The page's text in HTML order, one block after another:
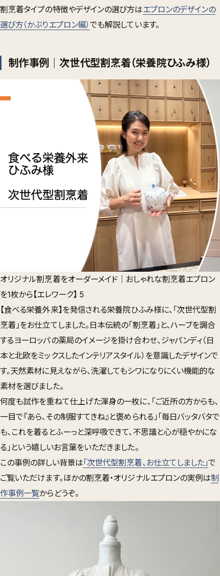
割烹着タイプの特徴やデザインの選び方はエプロンのデザインの
選び方（かぶりエプロン編）でも解説しています。
制作事例｜次世代型割烹着（栄養院ひふみ様）
オリジナル割烹着をオーダーメイド｜おしゃれな割烹着エプロン
を1枚から【エレワーク】 5
【食べる栄養外来】を発信される栄養院ひふみ様に、「次世代型割
烹着」をお仕立てしました。日本伝統の「割烹着」と、ハーブを調合
するヨーロッパの薬局のイメージを掛け合わせ、 ジャパンディ（日
本と北欧をミックスしたインテリアスタイル） を意識したデザインで
す。天然素材に見えながら、洗濯してもシワになりにくい機能的な
素材を選びました。
何度も試作を重ねて仕上げた渾身の一枚に、「ご近所の方からも、
一目で『あら、その制服すてきね』と褒められる」「毎日バッタバタで
も、これを着るとふーっと深呼吸できて、不思議と心が穏やかにな
る」という嬉しいお言葉をいただきました。
この事例の詳しい背景は「次世代型割烹着、お仕立てしました」で
ご覧いただけます。ほかの割烹着・オリジナルエプロンの実例は制
作事例一覧からどうぞ。